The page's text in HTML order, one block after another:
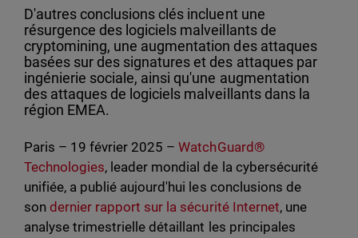
D'autres conclusions clés incluent une
résurgence des logiciels malveillants de
cryptomining, une augmentation des attaques
basées sur des signatures et des attaques par
ingénierie sociale, ainsi qu'une augmentation
des attaques de logiciels malveillants dans la
région EMEA.
Paris – 19 février 2025 –WatchGuard®
Technologies, leader mondial de la cybersécurité
unifiée, a publié aujourd'hui les conclusions de
sondernier rapport sur la sécurité Internet, une
analyse trimestrielle détaillant les principales